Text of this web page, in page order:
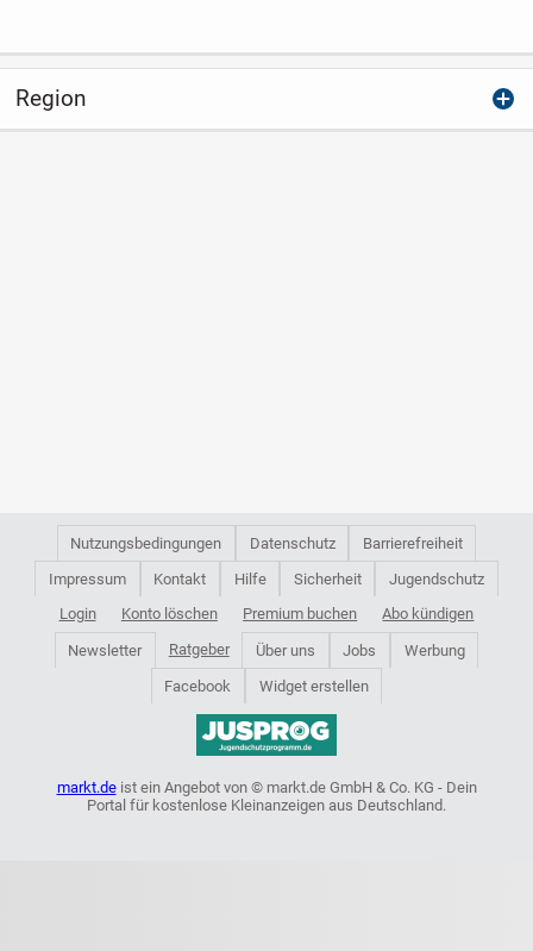
Region
Nutzungsbedingungen Datenschutz
Barrierefreiheit
Impressum
Kontakt Hilfe Sicherheit
Jugendschutz
Login
Konto löschen Premium buchen Abo kündigen
Newsletter Ratgeber Über uns Jobs
Werbung
Facebook
Widget erstellen
markt.deist ein Angebot von © markt.de GmbH & Co. KG - Dein
Portal für kostenlose Kleinanzeigen aus Deutschland.